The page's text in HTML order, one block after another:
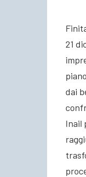
21
dai
Inail